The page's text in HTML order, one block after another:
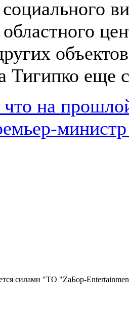
Тигипко еще
на
силами "ТО "ZаБор-